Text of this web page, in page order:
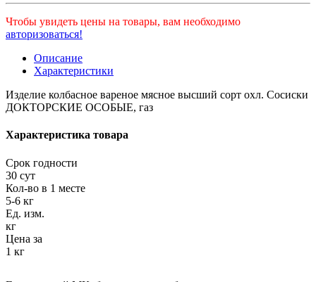
Чтобы увидеть цены на товары, вам необходимо
авторизоваться!
Описание
Характеристики
Изделие колбасное вареное мясное высший сорт охл. Сосиски
ДОКТОРСКИЕ ОСОБЫЕ, газ
Характеристика товара
Срок годности
30 сут
Кол-во в 1 месте
5-6 кг
Ед. изм.
кг
Цена за
1 кг